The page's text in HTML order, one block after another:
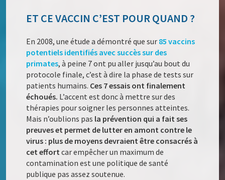
ET CE VACCIN C’EST POUR QUAND ?
En 2008, une étude a démontré que sur 85 vaccins
potentiels identifiés avec succès sur des
primates, à peine 7 ont pu aller jusqu’au bout du
protocole finale, c’est à dire la phase de tests sur
patients humains. Ces 7 essais ont finalement
échoués. L’accent est donc à mettre sur des
thérapies pour soigner les personnes atteintes.
Mais n’oublions pas la prévention qui a fait ses
preuves et permet de lutter en amont contre le
virus : plus de moyens devraient être consacrés à
cet effort car empêcher un maximum de
contamination est une politique de santé
publique pas assez soutenue.